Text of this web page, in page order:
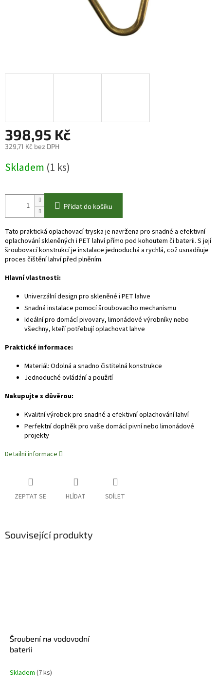
398,95 Kč
329,71 Kč bez DPH
cena:
Skladem (1 ks)
Přidat do košíku
Tato praktická oplachovací tryska je navržena pro snadné a efektivní
oplachování skleněných i PET lahví přímo pod kohoutem či baterii. S její
šroubovací konstrukcí je instalace jednoduchá a rychlá, což usnadňuje
proces čištění lahví před plněním.
Hlavní vlastnosti:
Univerzální design pro skleněné i PET lahve
Snadná instalace pomocí šroubovacího mechanismu
Ideální pro domácí pivovary, limonádové výrobníky nebo
všechny, kteří potřebují oplachovat lahve
Praktické informace:
Materiál: Odolná a snadno čistitelná konstrukce
Jednoduché ovládání a použití
Nakupujte s důvěrou:
Kvalitní výrobek pro snadné a efektivní oplachování lahví
Perfektní doplněk pro vaše domácí pivní nebo limonádové
projekty
Detailní informace
ZEPTAT SE HLÍDAT SDÍLET
Související produkty
Šroubení na vodovodní
baterii
Skladem (7 ks)